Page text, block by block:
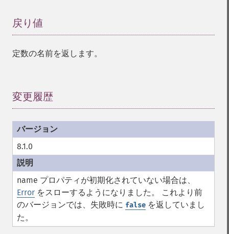
戻り値
定数の名前を返します。
変更履歴
8.1.0
name プロパティが初期化されていない場合は、
Error をスローするようになりました。 これより前
のバージョンでは、失敗時に false を返していまし
た。